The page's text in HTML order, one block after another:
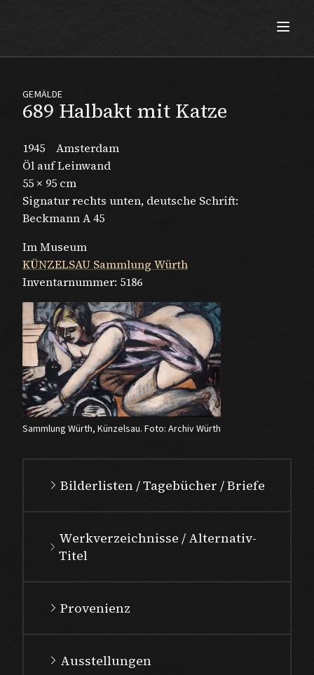
Sammlung Würth, Künzelsau. Foto: Archiv Würth
689 Halbakt mit Katze
GEMÄLDE
1945
Amsterdam
Öl auf Leinwand
55 × 95 cm
Signatur rechts unten, deutsche Schrift:
Beckmann A 45
Im Museum
KÜNZELSAU Sammlung Würth
Inventarnummer: 5186
Bilderlisten / Tagebücher / Briefe
Werkverzeichnisse / Alternativ-
Titel
Provenienz
Ausstellungen